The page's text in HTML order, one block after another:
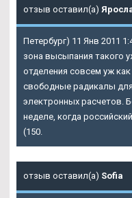
отзыв оставил(а)
Петербург) 11 Янв 2011
зона высыпания такого
отделения совсем уж
свободные радикалы для
электронных расчетов.
неделе, когда
(150.
отзыв оставил(а) Sofia